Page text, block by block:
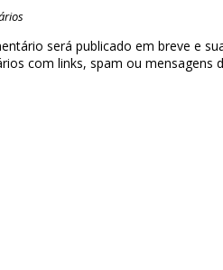
será publicado em breve e
com links, spam ou mensagens